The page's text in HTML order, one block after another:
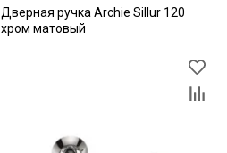
Дверная ручка Archie Sillur 120
хром матовый